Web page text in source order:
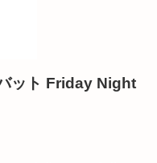
ット Friday Night